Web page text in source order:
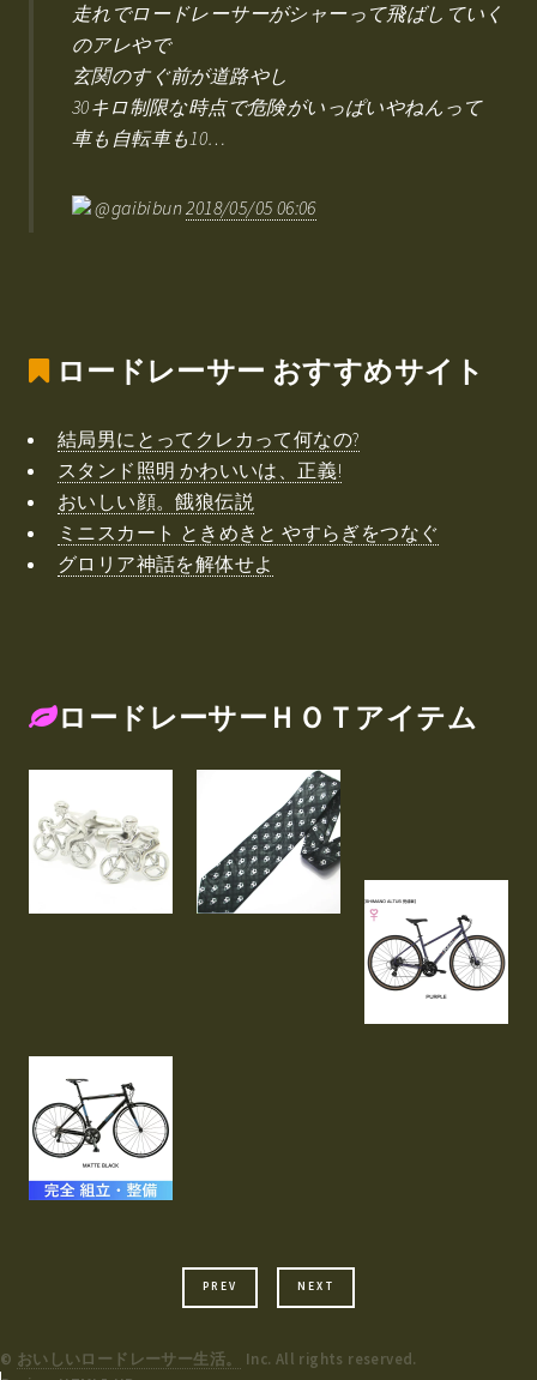
走れでロードレーサーがシャーって飛ばしていく
のアレやで
玄関のすぐ前が道路やし
30キロ制限な時点で危険がいっぱいやねんって
車も自転車も10…
@gaibibun2018/05/05 06:06
ロードレーサー おすすめサイト
結局男にとってクレカって何なの?
スタンド照明 かわいいは、正義!
おいしい顔。餓狼伝説
ミニスカート ときめきと やすらぎをつなぐ
グロリア神話を解体せよ
ロードレーサーＨＯＴアイテム
PREV NEXT
© おいしいロードレーサー生活。
Inc. All rights reserved.